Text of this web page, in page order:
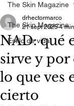
The Skin Magazine
Estilo de vida
The Skin Magazine
NAD: qué
sirve y
lo que ves
cierto
drhectormarco
21 sept 2025 4